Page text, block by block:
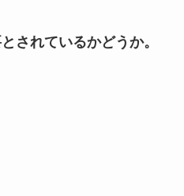
されているかどうか。